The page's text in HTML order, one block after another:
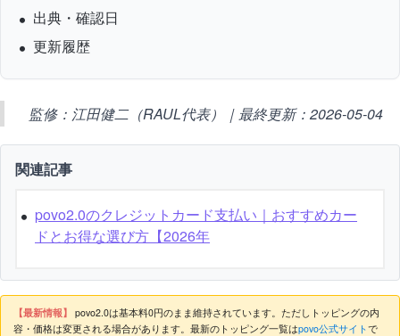
出典・確認日
更新履歴
監修：江田健二（RAUL代表）｜最終更新：2026-05-04
関連記事
povo2.0のクレジットカード支払い｜おすすめカー
ドとお得な選び方【2026年
【最新情報】 povo2.0は基本料0円のまま維持されています。ただしトッピングの内
容・価格は変更される場合があります。最新のトッピング一覧はpovo公式サイトで